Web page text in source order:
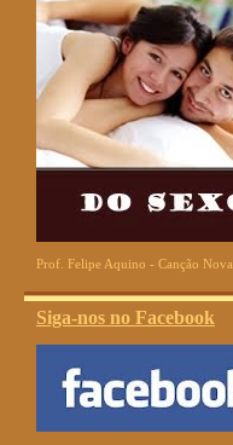
Prof. Felipe Aquino - Canção Nova
Siga-nos no Facebook